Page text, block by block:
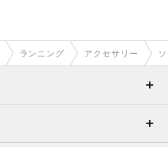
ランニング アクセサリー